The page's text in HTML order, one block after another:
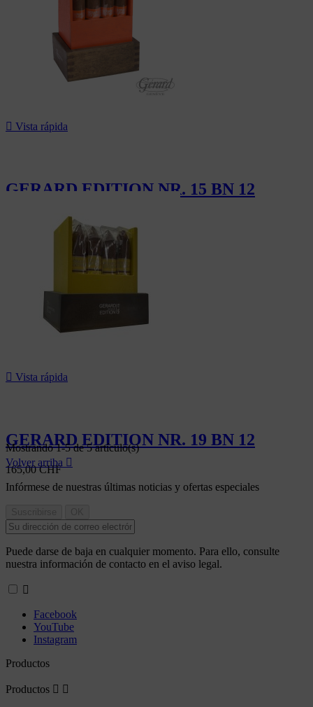
 Vista rápida
GERARD EDITION NR. 15 BN 12
 Vista rápida
GERARD EDITION NR. 19 BN 12
165,00 CHF
Mostrando 1-5 de 5 artículo(s)
Volver arriba 
Infórmese de nuestras últimas noticias y ofertas especiales
Puede darse de baja en cualquier momento. Para ello, consulte
nuestra información de contacto en el aviso legal.

Facebook
YouTube
Instagram
Productos
Productos  